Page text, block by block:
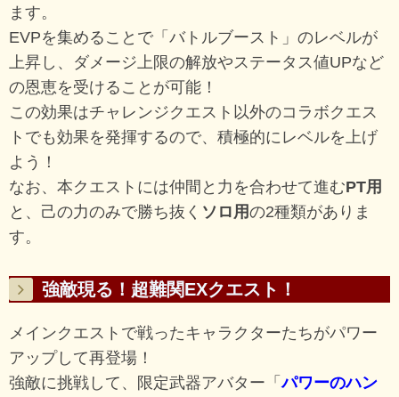
ます。
EVPを集めることで「バトルブースト」のレベルが
上昇し、ダメージ上限の解放やステータス値UPなど
の恩恵を受けることが可能！
この効果はチャレンジクエスト以外のコラボクエス
トでも効果を発揮するので、積極的にレベルを上げ
よう！
なお、本クエストには仲間と力を合わせて進むPT用
と、己の力のみで勝ち抜く ソロ用の2種類がありま
す。
強敵現る！超難関EXクエスト！
メインクエストで戦ったキャラクターたちがパワー
アップして再登場！
強敵に挑戦して、限定武器アバター「パワーのハン